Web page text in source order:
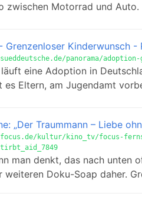
zwischen Motorrad und Auto.
Grenzenloser Kinderwunsch -
panorama/
eine Adoption in
es Eltern, am Jugendamt
„Der Traummann – Liebe
kultur/kino_tv/focus-
man denkt, das nach unten
weiteren Doku-Soap daher.